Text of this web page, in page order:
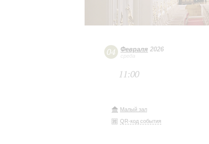
04 Февраля 2026
среда
11:00
Малый зал
QR-код события